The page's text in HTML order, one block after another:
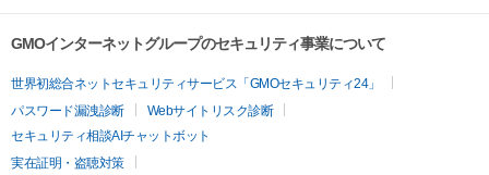
GMOインターネットグループのセキュリティ事業について
世界初総合ネットセキュリティサービス「GMOセキュリティ24」
パスワード漏洩診断
Webサイトリスク診断
セキュリティ相談AIチャットボット
実在証明・盗聴対策